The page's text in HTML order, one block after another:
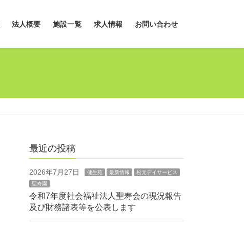
法人概要 施設一覧 求人情報 お問い合わせ
最近の投稿
2026年7月27日 健生苑 最新情報
松元デイサービス
聖寿園
令和7年度社会福祉法人聖寿会の現況報告
及び財務諸表等を公表します